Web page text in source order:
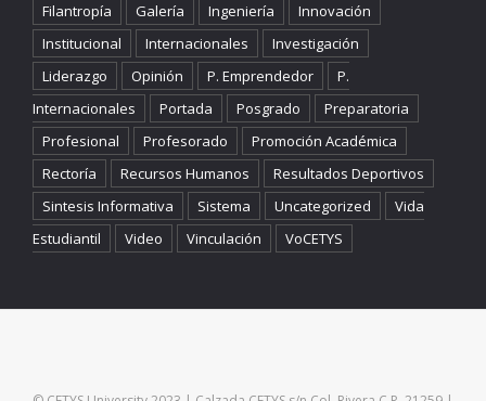
Filantropía
Galería Ingeniería
Innovación
Institucional
Internacionales
Investigación
Liderazgo
Opinión P. Emprendedor
P.
Internacionales
Portada Posgrado
Preparatoria
Profesional
Profesorado
Promoción Académica
Rectoría
Recursos Humanos
Resultados Deportivos
Sintesis Informativa
Sistema Uncategorized
Vida
Estudiantil
Video Vinculación VoCETYS